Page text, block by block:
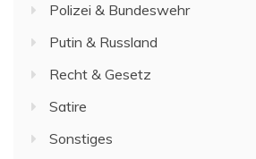
Polizei & Bundeswehr
Putin & Russland
Recht & Gesetz
Satire
Sonstiges